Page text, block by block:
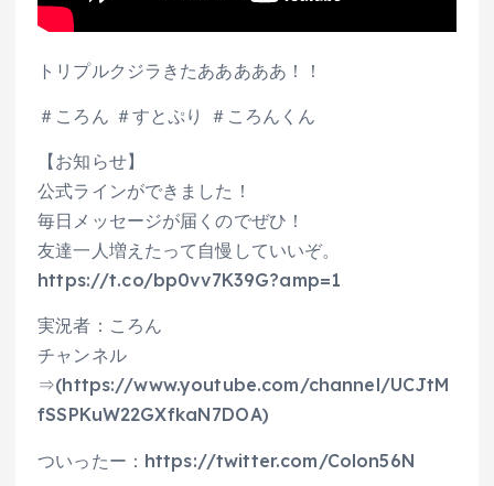
トリプルクジラきたあああああ！！
＃ころん ＃すとぷり ＃ころんくん
【お知らせ】
公式ラインができました！
毎日メッセージが届くのでぜひ！
友達一人増えたって自慢していいぞ。
https://t.co/bp0vv7K39G?amp=1
実況者：ころん
チャンネル
⇒(https://www.youtube.com/channel/UCJtM
fSSPKuW22GXfkaN7DOA)
ついったー：https://twitter.com/Colon56N